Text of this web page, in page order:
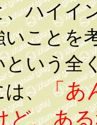
、ハイイ
いことを
という全
は、「あ
ど、あ